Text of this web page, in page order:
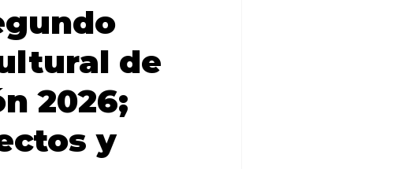
de
2026;
y